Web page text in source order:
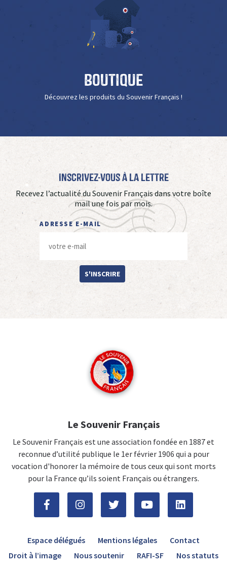
Boutique
Découvrez les produits du Souvenir Français !
Inscrivez-vous à La Lettre
Recevez l’actualité du Souvenir Français dans votre boîte
mail une fois par mois.
ADRESSE E-MAIL
S'INSCRIRE
Le Souvenir Français
Le Souvenir Français est une association fondée en 1887 et
reconnue d’utilité publique le 1er février 1906 qui a pour
vocation d'honorer la mémoire de tous ceux qui sont morts
pour la France qu’ils soient Français ou étrangers.
Espace délégués Mentions légales
Contact
Droit à l’image
Nous soutenir RAFI-SF Nos statuts